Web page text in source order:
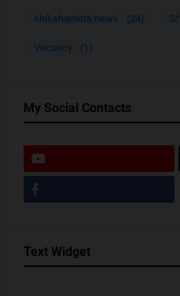
shikshamitra news (24)
Vacancy (1)
My Social Contacts
Text Widget